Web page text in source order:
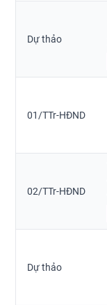
Dự thảo
01/TTr-HĐND
02/TTr-HĐND
Dự thảo